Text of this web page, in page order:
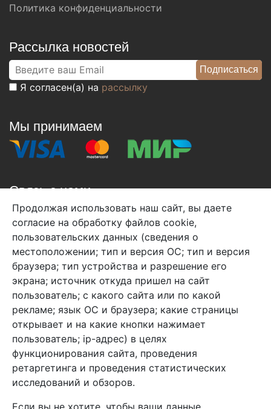
Политика конфиденциальности
Рассылка новостей
Я согласен(а) на рассылку
Мы принимаем
Связь с нами
+7 (495) 933-38-08
info@arben-textile.ru- оптовые продажи
Арбен текстиль г. Щелково, пер.
1-й Советский д.25, владение 2.
Мы в соц. сетях
Продолжая использовать наш сайт, вы даете
согласие на обработку файлов cookie,
пользовательских данных (сведения о
местоположении; тип и версия ОС; тип и версия
браузера; тип устройства и разрешение его
экрана; источник откуда пришел на сайт
пользователь; с какого сайта или по какой
рекламе; язык ОС и браузера; какие страницы
открывает и на какие кнопки нажимает
пользователь; ip-адрес) в целях
функционирования сайта, проведения
ретаргетинга и проведения статистических
исследований и обзоров.
Если вы не хотите, чтобы ваши данные